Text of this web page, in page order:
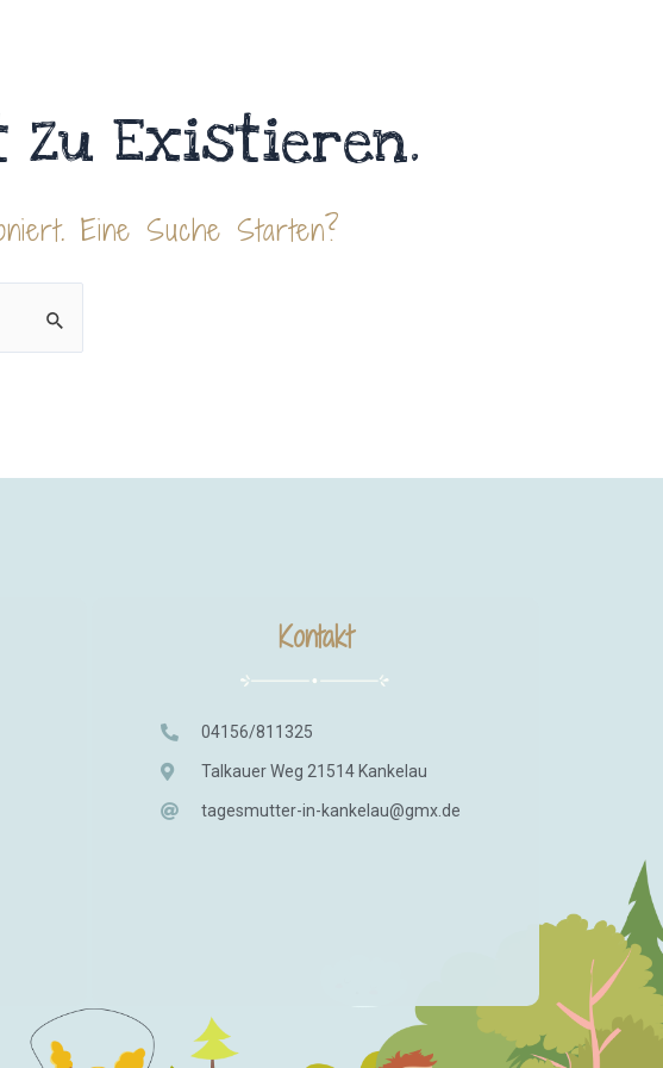
Zu Existieren.
Eine Suche Starten?
Kontakt
04156/811325
Talkauer Weg 21514 Kankelau
tagesmutter-in-kankelau@gmx.de